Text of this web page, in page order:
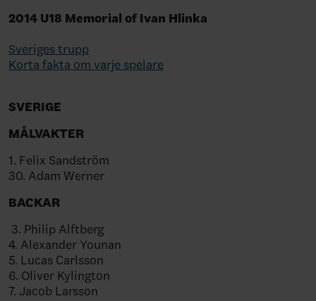
2014 U18 Memorial of Ivan Hlinka
Sveriges trupp
Korta fakta om varje spelare
SVERIGE
MÅLVAKTER
1. Felix Sandström
30. Adam Werner
BACKAR
3. Philip Alftberg
4. Alexander Younan
5. Lucas Carlsson
6. Oliver Kylington
7. Jacob Larsson